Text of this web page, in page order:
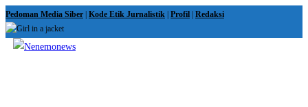
Skip
to
content
Pedoman Media Siber Kode Etik Jurnalistik Profil Redaksi